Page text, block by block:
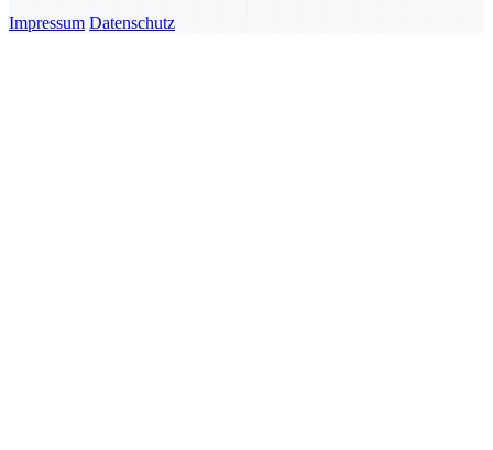
Impressum Datenschutz